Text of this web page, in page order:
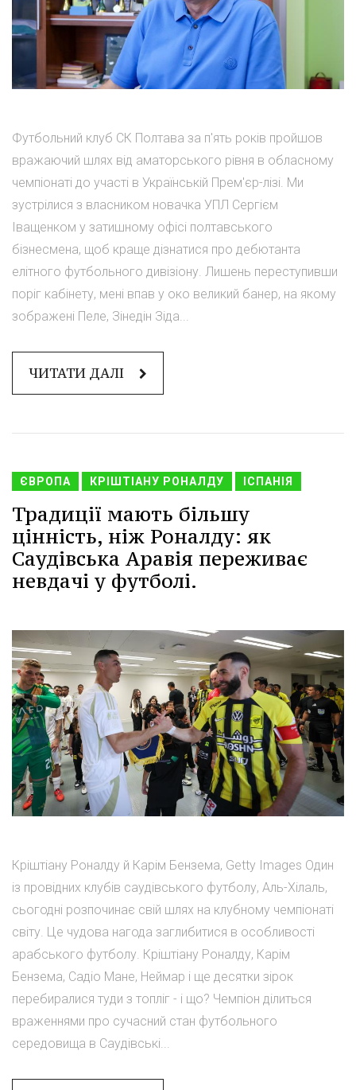
Футбольний клуб СК Полтава за п'ять років пройшов
вражаючий шлях від аматорського рівня в обласному
чемпіонаті до участі в Українській Прем'єр-лізі. Ми
зустрілися з власником новачка УПЛ Сергієм
Іващенком у затишному офісі полтавського
бізнесмена, щоб краще дізнатися про дебютанта
елітного футбольного дивізіону. Лишень переступивши
поріг кабінету, мені впав у око великий банер, на якому
зображені Пеле, Зінедін Зіда...
ЧИТАТИ ДАЛІ
ЄВРОПА КРІШТІАНУ РОНАЛДУ ІСПАНІЯ
Традиції мають більшу
цінність, ніж Роналду: як
Саудівська Аравія переживає
невдачі у футболі.
Кріштіану Роналду й Карім Бензема, Getty Images Один
із провідних клубів саудівського футболу, Аль-Хілаль,
сьогодні розпочинає свій шлях на клубному чемпіонаті
світу. Це чудова нагода заглибитися в особливості
арабського футболу. Кріштіану Роналду, Карім
Бензема, Садіо Мане, Неймар і ще десятки зірок
перебиралися туди з топліг - і що? Чемпіон ділиться
враженнями про сучасний стан футбольного
середовища в Саудівські...